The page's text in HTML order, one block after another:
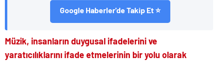
Google Haberler'de Takip Et ⭐
Müzik, insanların duygusal ifadelerini ve
yaratıcılıklarını ifade etmelerinin bir yolu olarak